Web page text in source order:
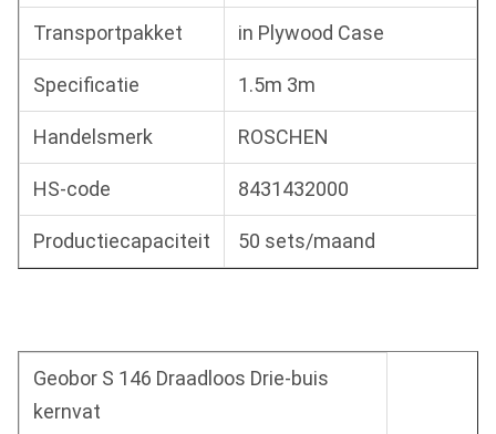
Transportpakket in Plywood Case
Specificatie 1.5m 3m
Handelsmerk ROSCHEN
HS-code 8431432000
Productiecapaciteit 50 sets/maand
Geobor S 146 Draadloos Drie-buis
kernvat